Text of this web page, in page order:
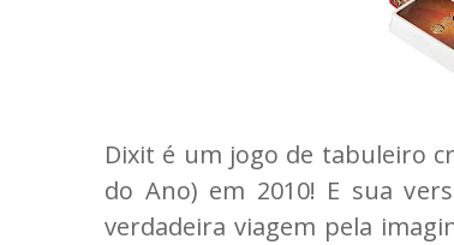
Dixit é um jogo de tabuleiro
do Ano) em 2010! E sua
verdadeira viagem pela